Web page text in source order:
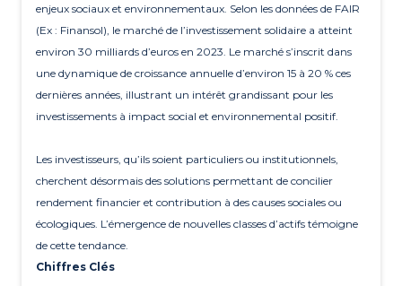
enjeux sociaux et environnementaux. Selon les données de FAIR
(Ex : Finansol), le marché de l’investissement solidaire a atteint
environ 30 milliards d’euros en 2023. Le marché s’inscrit dans
une dynamique de croissance annuelle d’environ 15 à 20 % ces
dernières années, illustrant un intérêt grandissant pour les
investissements à impact social et environnemental positif.
Les investisseurs, qu’ils soient particuliers ou institutionnels,
cherchent désormais des solutions permettant de concilier
rendement financier et contribution à des causes sociales ou
écologiques. L’émergence de nouvelles classes d’actifs témoigne
de cette tendance.
Chiffres Clés